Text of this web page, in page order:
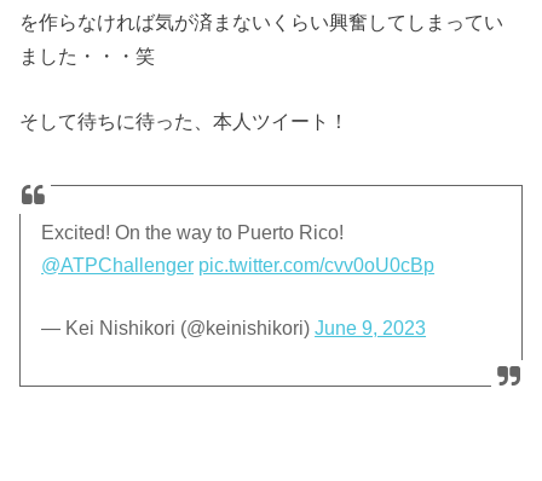
を作らなければ気が済まないくらい興奮してしまってい
ました・・・笑
そして待ちに待った、本人ツイート！
Excited! On the way to Puerto Rico!
@ATPChallenger pic.twitter.com/cvv0oU0cBp
— Kei Nishikori (@keinishikori)June 9, 2023